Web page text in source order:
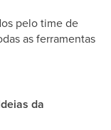
pelo time de
as ferramentas
da